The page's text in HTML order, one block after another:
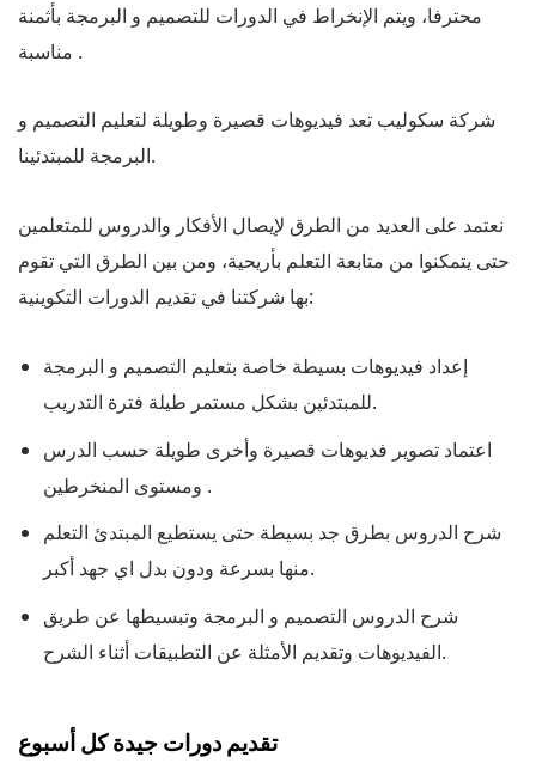
محترفا، ويتم الإنخراط في الدورات للتصميم و البرمجة بأثمنة
مناسبة .
شركة سكوليب تعد فيديوهات قصيرة وطويلة لتعليم التصميم و
البرمجة للمبتدئينا.
نعتمد على العديد من الطرق لإيصال الأفكار والدروس للمتعلمين
حتى يتمكنوا من متابعة التعلم بأريحية، ومن بين الطرق التي تقوم
بها شركتنا في تقديم الدورات التكوينية:
إعداد فيديوهات بسيطة خاصة بتعليم التصميم و البرمجة
للمبتدئين بشكل مستمر طيلة فترة التدريب.
اعتماد تصوير فديوهات قصيرة وأخرى طويلة حسب الدرس
ومستوى المنخرطين .
شرح الدروس بطرق جد بسيطة حتى يستطيع المبتدئ التعلم
منها بسرعة ودون بدل اي جهد أكبر.
شرح الدروس التصميم و البرمجة وتبسيطها عن طريق
الفيديوهات وتقديم الأمثلة عن التطبيقات أثناء الشرح.
تقديم دورات جيدة كل أسبوع